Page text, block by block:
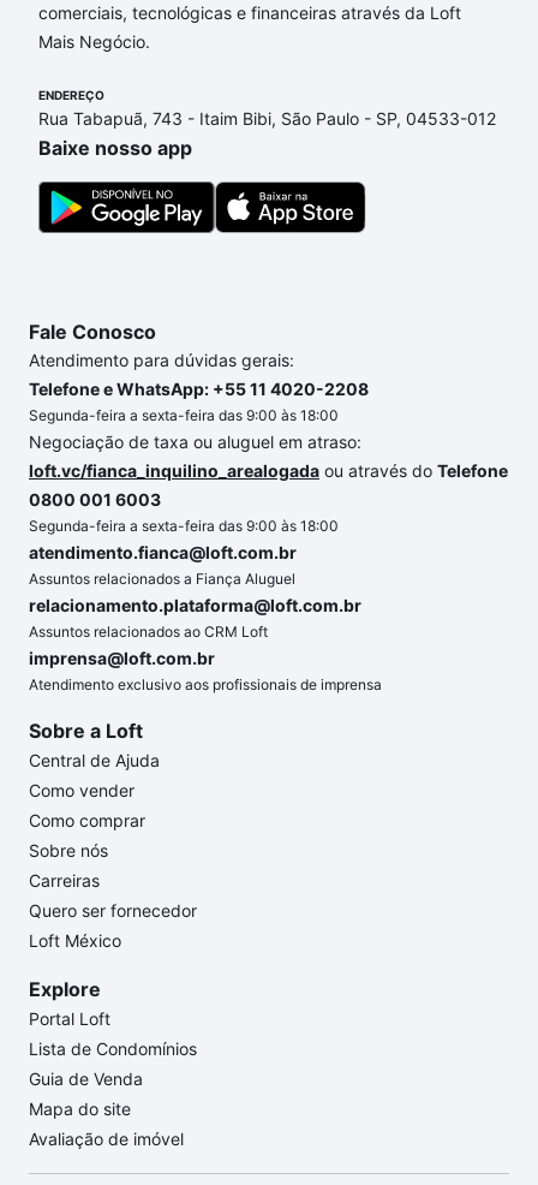
Paulo, SP que custam a partir de R$ 0 e com nossas
opções de financiamento imobiliário as parcelas
alguma dúvida dos custos envolvidos no processo
de compra, veja em nosso portal quanto custa
comprar um apartamento
comprar o imóvel dos seus sonhos com segurança e
conforto. Loft, com você até as chaves.
comerciais, tecnológicas e financeiras através da Loft
Mais Negócio.
ENDEREÇO
Rua Tabapuã, 743 - Itaim Bibi, São Paulo - SP, 04533-012
Baixe nosso app
Fale Conosco
Atendimento para dúvidas gerais:
Telefone e WhatsApp: +55 11 4020-2208
Segunda-feira a sexta-feira das 9:00 às 18:00
Negociação de taxa ou aluguel em atraso:
loft.vc/fianca_inquilino_arealogada ou através do Telefone
0800 001 6003
Segunda-feira a sexta-feira das 9:00 às 18:00
atendimento.fianca@loft.com.br
Assuntos relacionados a Fiança Aluguel
relacionamento.plataforma@loft.com.br
Assuntos relacionados ao CRM Loft
imprensa@loft.com.br
Atendimento exclusivo aos profissionais de imprensa
Sobre a Loft
Central de Ajuda
Como vender
Como comprar
Sobre nós
Carreiras
Quero ser fornecedor
Loft México
Explore
Portal Loft
Lista de Condomínios
Guia de Venda
Mapa do site
Avaliação de imóvel